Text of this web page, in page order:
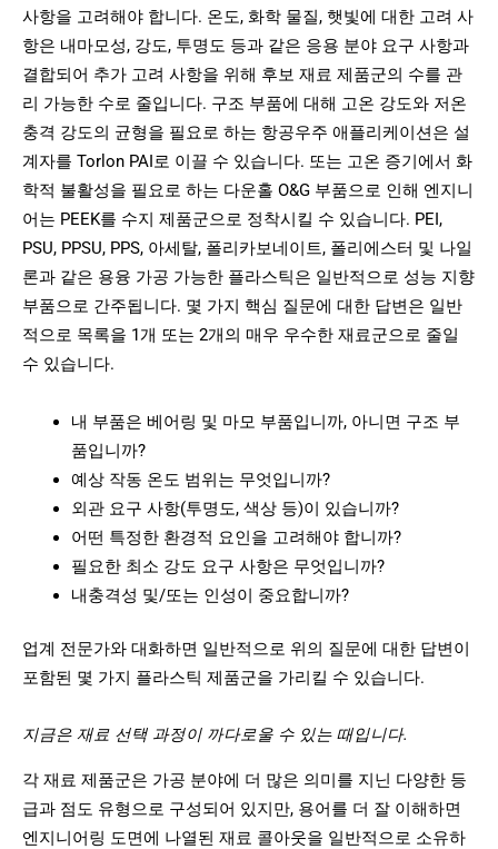
사항을 고려해야 합니다. 온도, 화학 물질, 햇빛에 대한 고려 사
항은 내마모성, 강도, 투명도 등과 같은 응용 분야 요구 사항과
결합되어 추가 고려 사항을 위해 후보 재료 제품군의 수를 관
리 가능한 수로 줄입니다. 구조 부품에 대해 고온 강도와 저온
충격 강도의 균형을 필요로 하는 항공우주 애플리케이션은 설
계자를 Torlon PAI로 이끌 수 있습니다. 또는 고온 증기에서 화
학적 불활성을 필요로 하는 다운홀 O&G 부품으로 인해 엔지니
어는 PEEK를 수지 제품군으로 정착시킬 수 있습니다. PEI,
PSU, PPSU, PPS, 아세탈, 폴리카보네이트, 폴리에스터 및 나일
론과 같은 용융 가공 가능한 플라스틱은 일반적으로 성능 지향
부품으로 간주됩니다. 몇 가지 핵심 질문에 대한 답변은 일반
적으로 목록을 1개 또는 2개의 매우 우수한 재료군으로 줄일
수 있습니다.
내 부품은 베어링 및 마모 부품입니까, 아니면 구조 부
품입니까?
예상 작동 온도 범위는 무엇입니까?
외관 요구 사항(투명도, 색상 등)이 있습니까?
어떤 특정한 환경적 요인을 고려해야 합니까?
필요한 최소 강도 요구 사항은 무엇입니까?
내충격성 및/또는 인성이 중요합니까?
업계 전문가와 대화하면 일반적으로 위의 질문에 대한 답변이
포함된 몇 가지 플라스틱 제품군을 가리킬 수 있습니다.
지금은 재료 선택 과정이 까다로울 수 있는 때입니다.
각 재료 제품군은 가공 분야에 더 많은 의미를 지닌 다양한 등
급과 점도 유형으로 구성되어 있지만, 용어를 더 잘 이해하면
엔지니어링 도면에 나열된 재료 콜아웃을 일반적으로 소유하